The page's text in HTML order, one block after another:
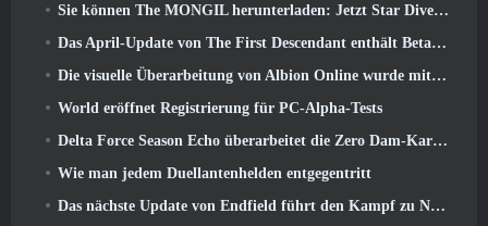
Sie können The MONGIL herunterladen: Jetzt Star Dive-Client
Das April-Update von The First Descendant enthält Beta-Versionen neuer Endgame-Inhalte
Die visuelle Überarbeitung von Albion Online wurde mit dem heutigen Start des Radiant Wilds-Updates eingestellt
World eröffnet Registrierung für PC-Alpha-Tests
Delta Force Season Echo überarbeitet die Zero Dam-Karte und erweitert das Operations-Gameplay
Wie man jedem Duellantenhelden entgegentritt
Das nächste Update von Endfield führt den Kampf zu Nefarith